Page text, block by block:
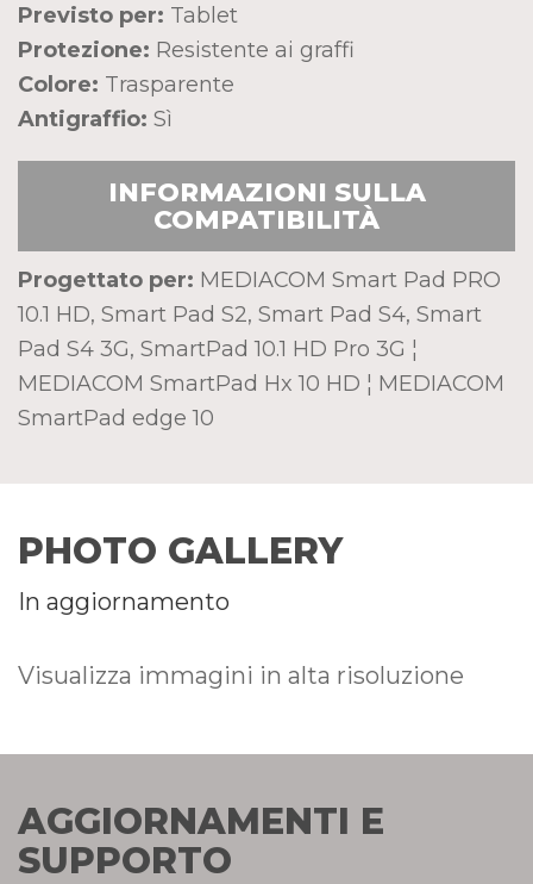
Previsto per: Tablet
Protezione: Resistente ai graffi
Colore: Trasparente
Antigraffio: Sì
INFORMAZIONI SULLA
COMPATIBILITÀ
Progettato per: MEDIACOM Smart Pad PRO
10.1 HD, Smart Pad S2, Smart Pad S4, Smart
Pad S4 3G, SmartPad 10.1 HD Pro 3G ¦
MEDIACOM SmartPad Hx 10 HD ¦ MEDIACOM
SmartPad edge 10
PHOTO GALLERY
In aggiornamento
Visualizza immagini in alta risoluzione
AGGIORNAMENTI E
SUPPORTO